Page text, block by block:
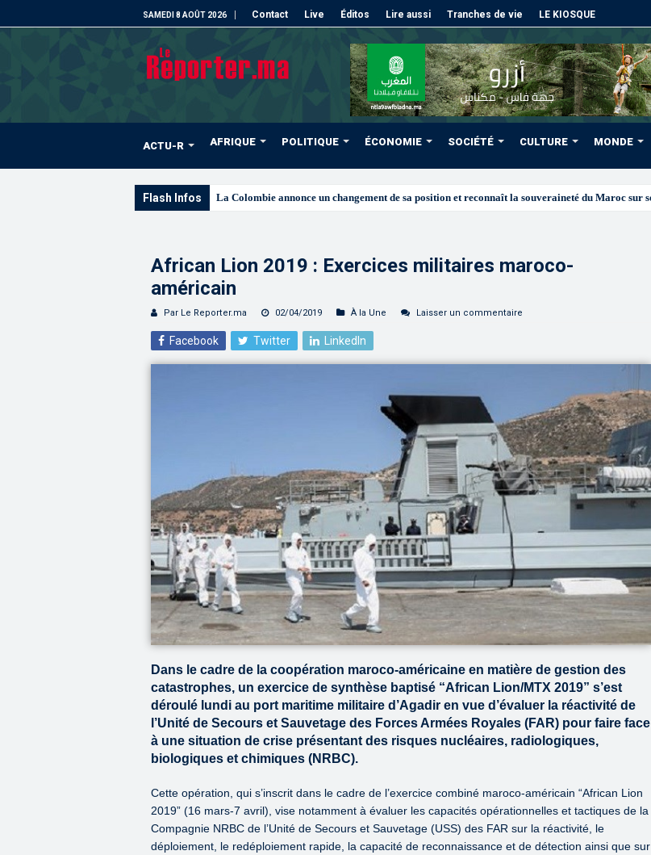
SAMEDI 8 AOÛT 2026 Contact Live Éditos Lire aussi Tranches de vie LE KIOSQUE
ACTU-R AFRIQUE POLITIQUE ÉCONOMIE SOCIÉTÉ CULTURE MONDE
Flash Infos Signature à Santiago
African Lion 2019 : Exercices militaires maroco-
américain
Par Le Reporter.ma 02/04/2019 À la Une Laisser un commentaire
Facebook Twitter LinkedIn
Dans le cadre de la coopération maroco-américaine en matière de gestion des
catastrophes, un exercice de synthèse baptisé “African Lion/MTX 2019” s’est
déroulé lundi au port maritime militaire d’Agadir en vue d’évaluer la réactivité de
l’Unité de Secours et Sauvetage des Forces Armées Royales (FAR) pour faire face
à une situation de crise présentant des risques nucléaires, radiologiques,
biologiques et chimiques (NRBC).
Cette opération, qui s’inscrit dans le cadre de l’exercice combiné maroco-américain “African Lion
2019” (16 mars-7 avril), vise notamment à évaluer les capacités opérationnelles et tactiques de la
Compagnie NRBC de l’Unité de Secours et Sauvetage (USS) des FAR sur la réactivité, le
déploiement, le redéploiement rapide, la capacité de reconnaissance et de détection ainsi que sur